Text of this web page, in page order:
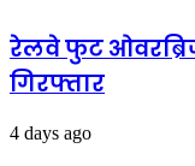
रेलवे फुट
गिरफ्तार
4 days ago